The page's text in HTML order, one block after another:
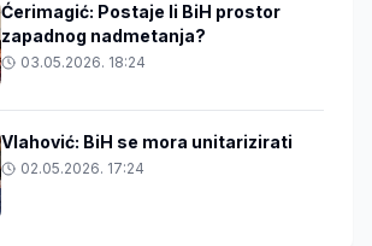
Ćerimagić: Postaje li BiH prostor
zapadnog nadmetanja?
03.05.2026. 18:24
Vlahović: BiH se mora unitarizirati
02.05.2026. 17:24